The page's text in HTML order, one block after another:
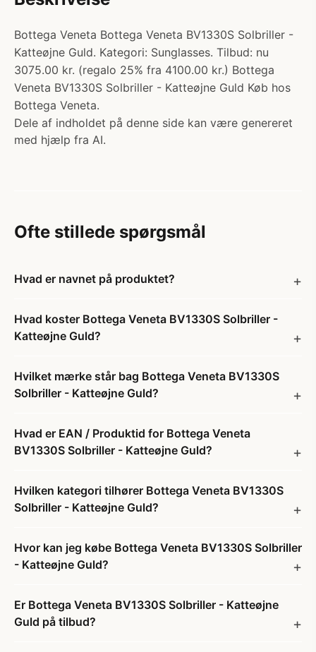
Bottega Veneta Bottega Veneta BV1330S Solbriller -
Katteøjne Guld. Kategori: Sunglasses. Tilbud: nu
3075.00 kr. (regalo 25% fra 4100.00 kr.) Bottega
Veneta BV1330S Solbriller - Katteøjne Guld Køb hos
Bottega Veneta.
Dele af indholdet på denne side kan være genereret
med hjælp fra AI.
Ofte stillede spørgsmål
Hvad er navnet på produktet?
Hvad koster Bottega Veneta BV1330S Solbriller -
Katteøjne Guld?
Hvilket mærke står bag Bottega Veneta BV1330S
Solbriller - Katteøjne Guld?
Hvad er EAN / Produktid for Bottega Veneta
BV1330S Solbriller - Katteøjne Guld?
Hvilken kategori tilhører Bottega Veneta BV1330S
Solbriller - Katteøjne Guld?
Hvor kan jeg købe Bottega Veneta BV1330S Solbriller
- Katteøjne Guld?
Er Bottega Veneta BV1330S Solbriller - Katteøjne
Guld på tilbud?